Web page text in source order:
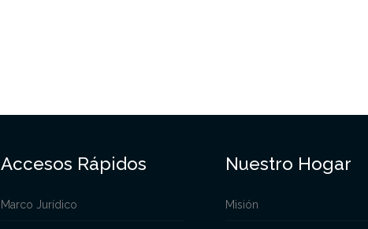
Accesos Rápidos
Marco Jurídico
Nuestro Hogar
Misión